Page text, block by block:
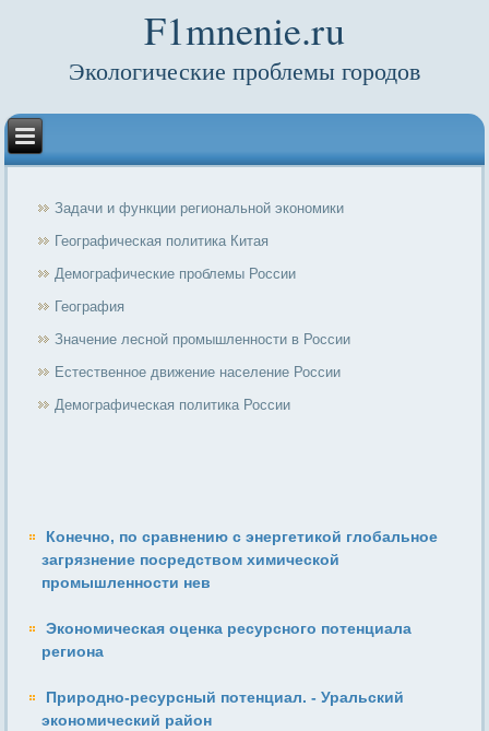
F1mnenie.ru
Экологические проблемы городов
Задачи и функции региональной экономики
Географическая политика Китая
Демографические проблемы России
География
Значение лесной промышленности в России
Естественное движение население России
Демографическая политика России
Конечно, по сравнению с энергетикой глобальное
загрязнение посредством химической
промышленности нев
Экономическая оценка ресурсного потенциала
региона
Природно-ресурсный потенциал. - Уральский
экономический район